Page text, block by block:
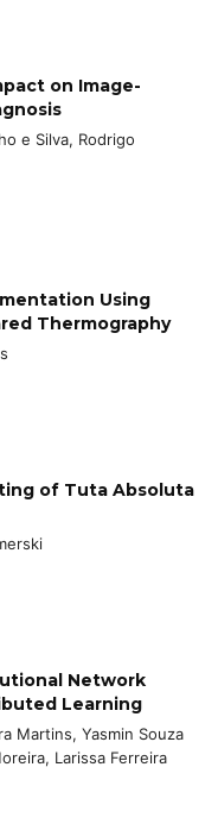
on Image-
e Silva, Rodrigo
Using
Thermography
of Tuta Absoluta
Network
Learning
Martins, Yasmin Souza
Larissa Ferreira